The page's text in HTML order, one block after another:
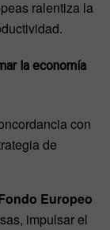
ralentiza la
la economía
con
de
Europeo
impulsar el